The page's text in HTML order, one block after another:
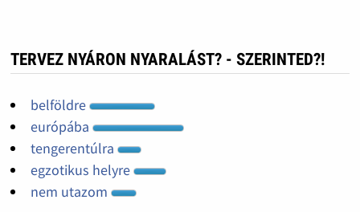
TERVEZ NYÁRON NYARALÁST? - SZERINTED?!
belföldre
európába
tengerentúlra
egzotikus helyre
nem utazom